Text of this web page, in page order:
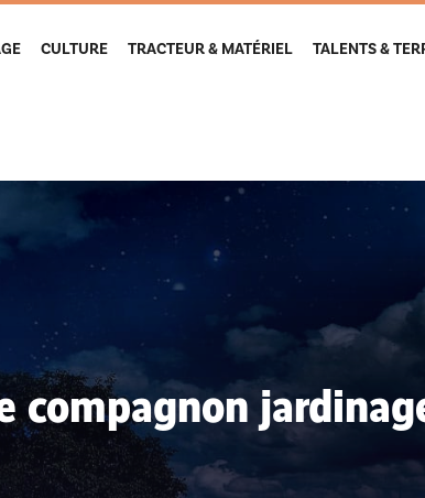
CULTURE TRACTEUR & MATÉRIEL TALENTS &
compagnon